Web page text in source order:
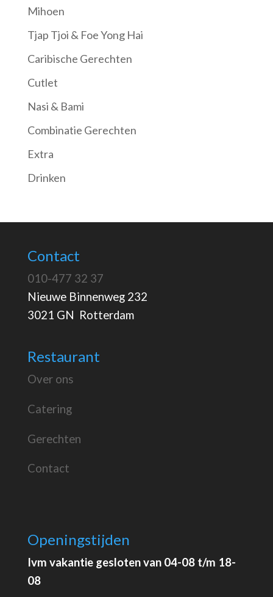
Mihoen
Tjap Tjoi & Foe Yong Hai
Caribische Gerechten
Cutlet
Nasi & Bami
Combinatie Gerechten
Extra
Drinken
Contact
010-477 32 37
Nieuwe Binnenweg 232
3021 GN Rotterdam
Restaurant
Over ons
Catering
Gerechten
Contact
Openingstijden
Ivm vakantie gesloten van 04-08 t/m 18-
08